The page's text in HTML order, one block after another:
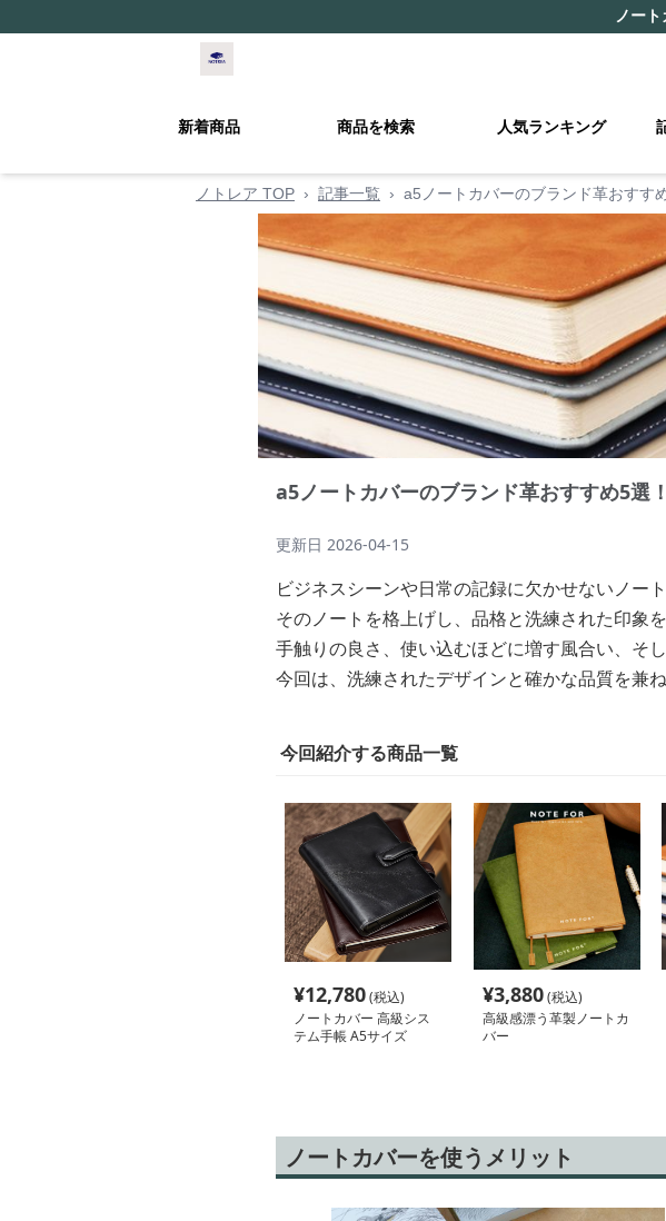
ノー
新着商品 商品を検索 人気ランキング
ノトレア TOP › 記事一覧 › a5ノートカバーのブランド革おすす
a5ノートカバーのブランド革おすすめ5選
更新日 2026-04-15
ビジネスシーンや日常の記録に欠かせないノート
そのノートを格上げし、品格と洗練された印象
手触りの良さ、使い込むほどに増す風合い、そ
今回は、洗練されたデザインと確かな品質を兼
今回紹介する商品一覧
¥12,780(税込)
ノートカバー 高級シス
テム手帳 A5サイズ
¥3,880(税込)
高級感漂う革製ノートカ
バー
ノートカバーを使うメリット